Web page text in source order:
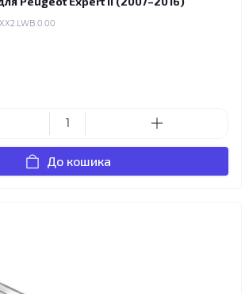
До кошика